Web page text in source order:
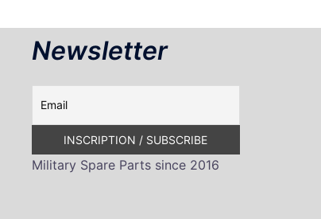
Newsletter
Military Spare Parts since 2016